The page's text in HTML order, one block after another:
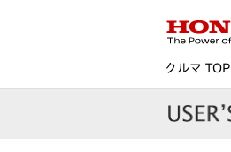
クルマ TOP